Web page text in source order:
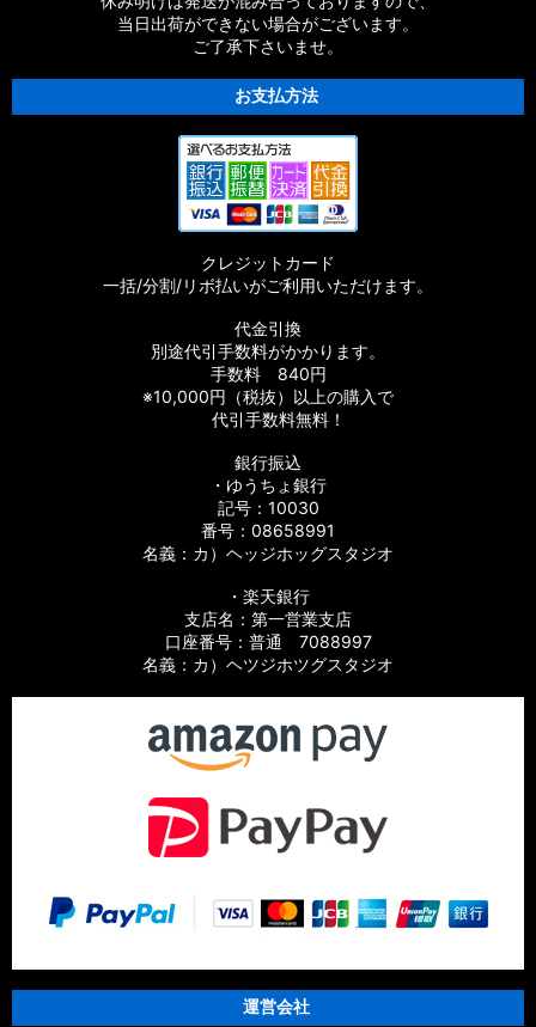
当日出荷ができない場合がございます。
ご了承下さいませ。
お支払方法
クレジットカード
一括/分割/リボ払いがご利用いただけます。
代金引換
別途代引手数料がかかります。
手数料 840円
※10,000円（税抜）以上の購入で
代引手数料無料！
銀行振込
・ゆうちょ銀行
記号：10030
番号：08658991
名義：カ）ヘッジホッグスタジオ
・楽天銀行
支店名：第一営業支店
口座番号：普通 7088997
名義：カ）ヘツジホツグスタジオ
運営会社